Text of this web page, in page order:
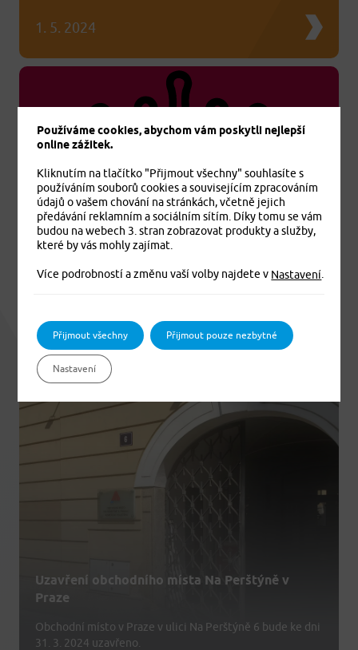
1. 5. 2024
Zdravotní pojištění cizinců v souvislosti s
očkováním proti černému kašli
Povinná očkování jsou hrazena ze základního limitu
Komplexního zdravotního pojištění cizinců PLUS (KZPC
27. 3. 2024
Uzavření obchodního místa Na Perštýně v
Praze
Obchodní místo v Praze v ulici Na Perštýně 6 bude ke dni
31. 3. 2024 uzavřeno.
Používáme cookies, abychom vám poskytli nejlepší
online zážitek.
Kliknutím na tlačítko "Přijmout všechny" souhlasíte s
používáním souborů cookies a souvisejícím zpracováním
údajů o vašem chování na stránkách, včetně jejich
předávání reklamním a sociálním sítím. Díky tomu se vám
budou na webech 3. stran zobrazovat produkty a služby,
které by vás mohly zajímat.
Více podrobností a změnu vaší volby najdete v Nastavení
Přijmout všechny Přijmout pouze nezbytné
Nastavení